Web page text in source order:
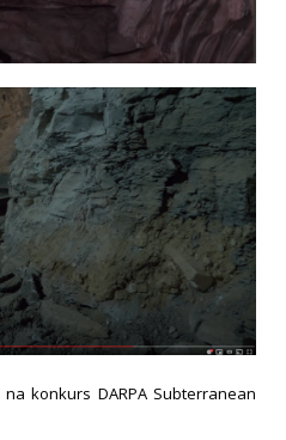
konkurs DARPA Subterranean